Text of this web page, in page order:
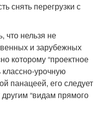
снять перегрузки с
что нельзя не
и зарубежных
которому “проектное
урочную
панацеей, его следует
“видам прямого